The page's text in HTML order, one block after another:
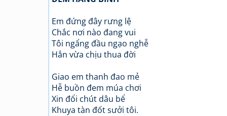
Em đứng đây rưng lệ
Chắc nơi nào đang vui
Tôi ngẩng đầu ngạo nghễ
Hẳn vừa chịu thua đời
Giao em thanh đao mẻ
Hễ buồn đem múa chơi
Xin đổi chút dâu bể
Khuya tàn đốt sưởi tôi.